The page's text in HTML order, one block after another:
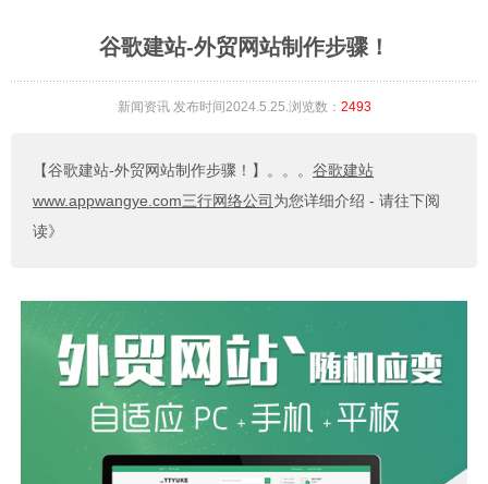
谷歌建站-外贸网站制作步骤！
新闻资讯发布时间2024.5.25.浏览数： 2493
【谷歌建站-外贸网站制作步骤！】 。。。 谷歌建站
www.appwangye.com三行网络公司 为您详细介绍 - 请往下阅
读》